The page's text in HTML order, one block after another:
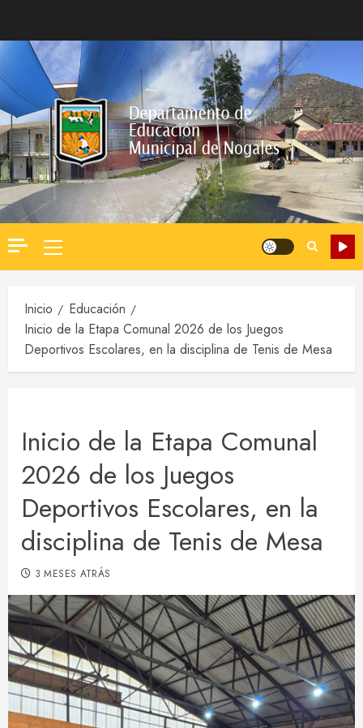
contenido
Menú
principal
Inicio
Educación
Inicio de la Etapa Comunal 2026 de los Juegos
Deportivos Escolares, en la disciplina de Tenis de Mesa
Inicio de la Etapa Comunal
2026 de los Juegos
Deportivos Escolares, en la
disciplina de Tenis de Mesa
3 MESES ATRÁS